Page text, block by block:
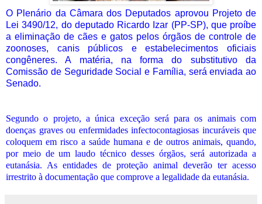
O Plenário da Câmara dos Deputados aprovou Projeto de
Lei 3490/12, do deputado Ricardo Izar (PP-SP), que proíbe
a eliminação de cães e gatos pelos órgãos de controle de
zoonoses, canis públicos e estabelecimentos oficiais
congêneres. A matéria, na forma do substitutivo da
Comissão de Seguridade Social e Família, será enviada ao
Senado.
Segundo o projeto, a única exceção será para os animais com
doenças graves ou enfermidades infectocontagiosas incuráveis que
coloquem em risco a saúde humana e de outros animais, quando,
por meio de um laudo técnico desses órgãos, será autorizada a
eutanásia. As entidades de proteção animal deverão ter acesso
irrestrito à documentação que comprove a legalidade da eutanásia.